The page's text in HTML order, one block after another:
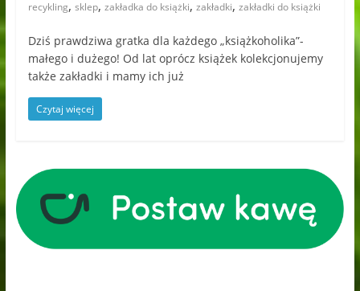
recykling, sklep, zakładka do książki, zakładki, zakładki do książki
Dziś prawdziwa gratka dla każdego „książkoholika”-
małego i dużego! Od lat oprócz książek kolekcjonujemy
także zakładki i mamy ich już
Czytaj więcej